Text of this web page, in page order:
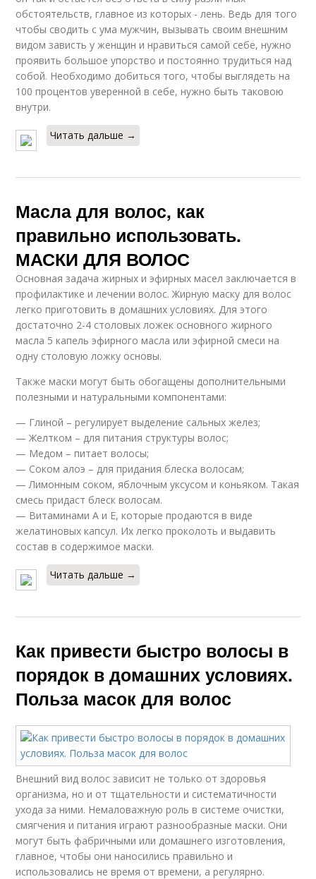
обстоятельств, главное из которых - лень. Ведь для того
чтобы сводить с ума мужчин, вызывать своим внешним
видом зависть у женщин и нравиться самой себе, нужно
проявить большое упорство и постоянно трудиться над
собой. Необходимо добиться того, чтобы выглядеть на
100 процентов уверенной в себе, нужно быть таковою
внутри.
Читать дальше →
Масла для волос, как
правильно использовать.
МАСКИ ДЛЯ ВОЛОС
Основная задача жирных и эфирных масел заключается в
профилактике и лечении волос. Жирную маску для волос
легко приготовить в домашних условиях. Для этого
достаточно 2-4 столовых ложек основного жирного
масла 5 капель эфирного масла или эфирной смеси на
одну столовую ложку основы.
Также маски могут быть обогащены дополнительными
полезными и натуральными компонентами:
— Глиной – регулирует выделение сальных желез;
— Желтком – для питания структуры волос;
— Медом – питает волосы;
— Соком алоэ – для придания блеска волосам;
— Лимонным соком, яблочным уксусом и коньяком. Такая
смесь придаст блеск волосам.
— Витаминами А и Е, которые продаются в виде
желатиновых капсул. Их легко проколоть и выдавить
состав в содержимое маски.
Читать дальше →
Как привести быстро волосы в
порядок в домашних условиях.
Польза масок для волос
Внешний вид волос зависит не только от здоровья
организма, но и от тщательности и систематичности
ухода за ними. Немаловажную роль в системе очистки,
смягчения и питания играют разнообразные маски. Они
могут быть фабричными или домашнего изготовления,
главное, чтобы они наносились правильно и
использовались не время от времени, а регулярно.